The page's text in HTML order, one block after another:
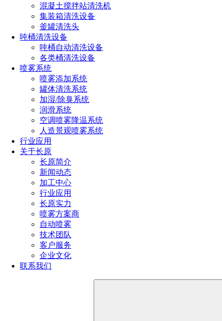
混凝土搅拌站清洗机
集装箱清洗设备
釜罐清洗头
吨桶清洗设备
吨桶自动清洗设备
各类桶清洗设备
喷雾系统
喷雾添加系统
罐体清洗系统
加湿/除臭系统
润滑系统
空调喷雾降温系统
人造景观喷雾系统
行业应用
关于长原
长原简介
新闻动态
加工中心
行业应用
长原实力
喷雾方案商
自动喷雾
技术团队
客户服务
企业文化
联系我们
放电：电池储能系统可以快速释放电能，以平衡电力系统
或提供紧急备用电力。这对于防止电力中断或提高电网的稳定
性非常重要。
二、电池储能系统的应用领域
电池储能系统在各个领域都有广泛的应用，其中一些包
可再生能源集成：电池储能系统可以协助可再生能源的集
成，解决其不稳定性和间歇性供应的问题。例如，当太阳能或
风能无法满足需求时，储能系统可以提供备用电力。
电力负荷平衡：电池储能系统可以在电力需求波动较大的
地区平衡负荷，防止电力中断或降低电力成本。
紧急备用电力：电池储能系统在紧急情况下可以迅速提供
备用电力，例如自然灾害、停电或电力系统故障时。
频率调节：电池储能系统可以帮助调整电网的频率，确保
它始终在标准范围内运行。
储能电力市场：一些地区允许电池储能系统参与电力市
场，通过充电和放电来赚取利润，促进可再生能源的增长。